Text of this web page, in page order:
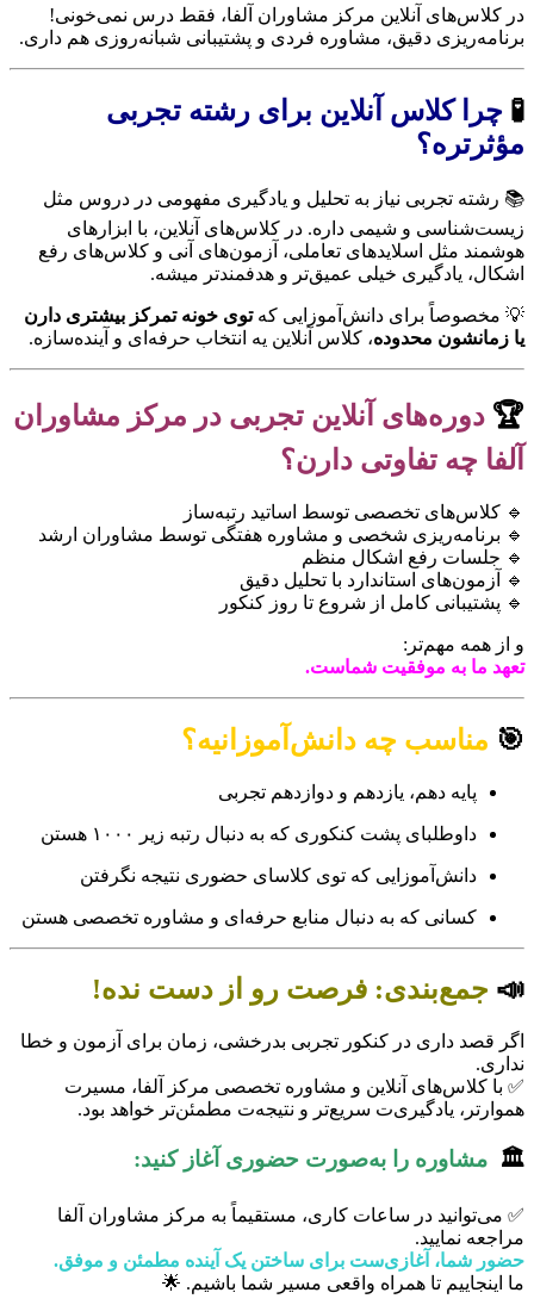
در کلاس‌های آنلاین مرکز مشاوران آلفا، فقط درس نمی‌خونی!
برنامه‌ریزی دقیق، مشاوره فردی و پشتیبانی شبانه‌روزی هم داری.
🧪 چرا کلاس آنلاین برای رشته تجربی
مؤثرتره؟
📚 رشته تجربی نیاز به تحلیل و یادگیری مفهومی در دروس مثل
زیست‌شناسی و شیمی داره. در کلاس‌های آنلاین، با ابزارهای
هوشمند مثل اسلایدهای تعاملی، آزمون‌های آنی و کلاس‌های رفع
اشکال، یادگیری خیلی عمیق‌تر و هدفمندتر میشه.
💡 مخصوصاً برای دانش‌آموزایی کهتوی خونه تمرکز بیشتری دارن
یا زمانشون محدوده، کلاس آنلاین یه انتخاب حرفه‌ای و آینده‌سازه.
🏆 دوره‌های آنلاین تجربی در مرکز مشاوران
آلفا چه تفاوتی دارن؟
🔹 کلاس‌های تخصصی توسط اساتید رتبه‌ساز
🔹 برنامه‌ریزی شخصی و مشاوره هفتگی توسط مشاوران ارشد
🔹 جلسات رفع اشکال منظم
🔹 آزمون‌های استاندارد با تحلیل دقیق
🔹 پشتیبانی کامل از شروع تا روز کنکور
و از همه مهم‌تر:
تعهد ما به موفقیت شماست.
🎯 مناسب چه دانش‌آموزانیه؟
پایه دهم، یازدهم و دوازدهم تجربی
داوطلبای پشت کنکوری که به دنبال رتبه زیر ۱۰۰۰ هستن
دانش‌آموزایی که توی کلاسای حضوری نتیجه نگرفتن
کسانی که به دنبال منابع حرفه‌ای و مشاوره تخصصی هستن
📣 جمع‌بندی: فرصت رو از دست نده!
اگر قصد داری در کنکور تجربی بدرخشی، زمان برای آزمون و خطا
نداری.
✅ با کلاس‌های آنلاین و مشاوره تخصصی مرکز آلفا، مسیرت
هموارتر، یادگیری‌ت سریع‌تر و نتیجه‌ت مطمئن‌تر خواهد بود.
🏛 مشاوره را به‌صورت حضوری آغاز کنید:
✅ می‌توانید در ساعات کاری، مستقیماً به مرکز مشاوران آلفا
مراجعه نمایید.
حضور شما، آغازی‌ست برای ساختن یک آینده مطمئن و موفق.
ما اینجاییم تا همراه واقعی مسیر شما باشیم. 🌟